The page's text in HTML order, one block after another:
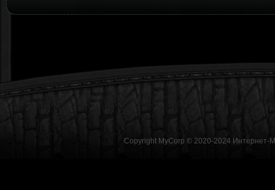
Copyright MyCorp © 2020-2024 Интернет-